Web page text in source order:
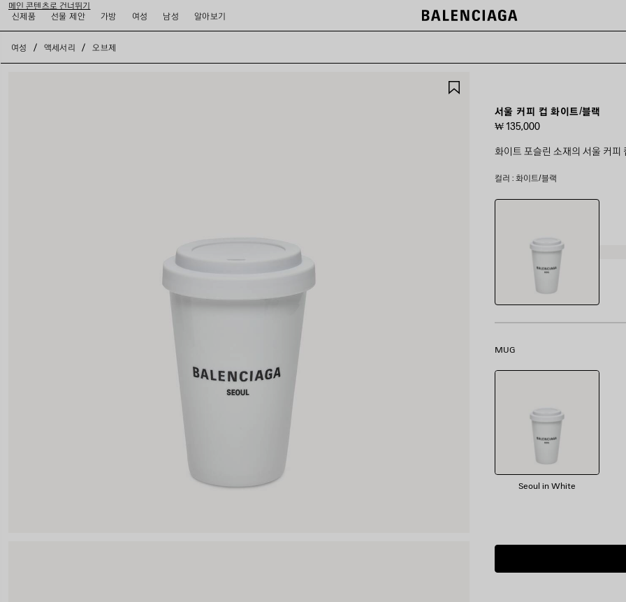
메인 콘텐츠로 건너뛰기
신제품
선물 제안 가방 여성 남성 알아보기
close the banner
여성 액세서리 오브제
서울 커피 컵 화이트/블랙
₩ 135,000
화이트 포슬린 소재의 서울 커피
컬러 : 화이트/블랙
화
MUG
Seoul in White